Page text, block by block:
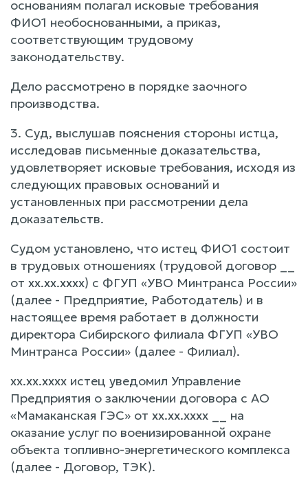
основаниям полагал исковые требования
ФИО1 необоснованными, а приказ,
соответствующим трудовому
законодательству.
Дело рассмотрено в порядке заочного
производства.
3. Суд, выслушав пояснения стороны истца,
исследовав письменные доказательства,
удовлетворяет исковые требования, исходя из
следующих правовых оснований и
установленных при рассмотрении дела
доказательств.
Судом установлено, что истец ФИО1 состоит
в трудовых отношениях (трудовой договор __
от xx.xx.xxxx) с ФГУП «УВО Минтранса России»
(далее - Предприятие, Работодатель) и в
настоящее время работает в должности
директора Сибирского филиала ФГУП «УВО
Минтранса России» (далее - Филиал).
xx.xx.xxxx истец уведомил Управление
Предприятия о заключении договора с АО
«Мамаканская ГЭС» от xx.xx.xxxx __ на
оказание услуг по военизированной охране
объекта топливно-энергетического комплекса
(далее - Договор, ТЭК).